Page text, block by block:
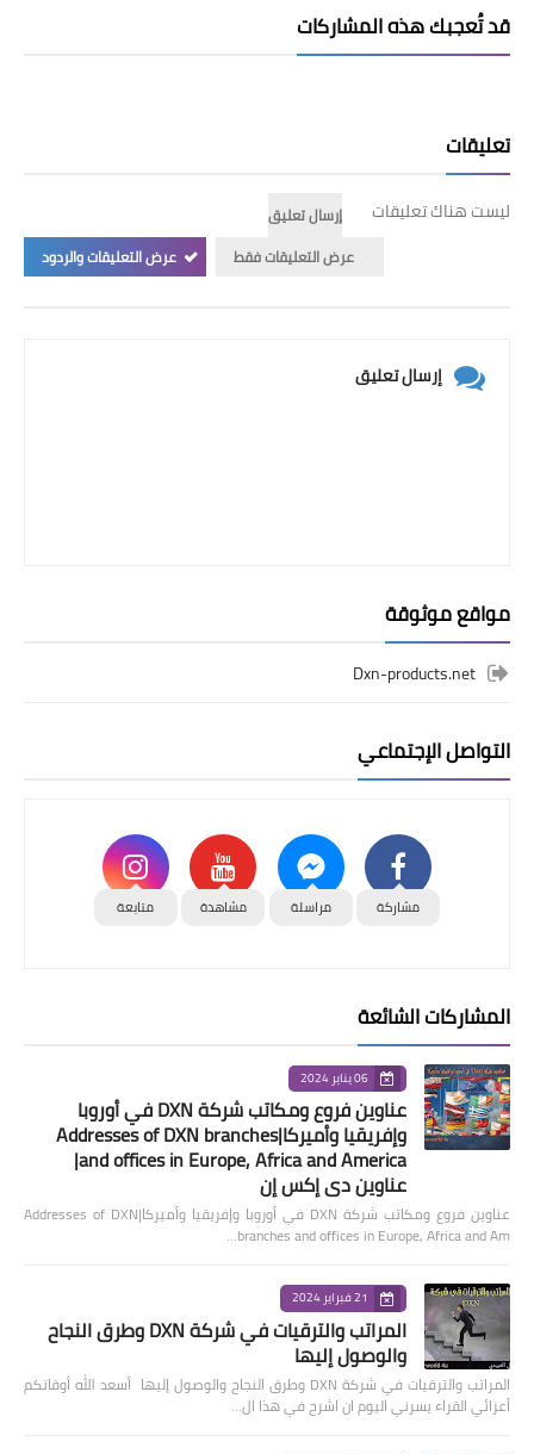
قد تُعجبك هذه المشاركات
تعليقات
ليست هناك تعليقات
إرسال تعليق
عرض التعليقات فقط
عرض التعليقات والردود
إرسال تعليق
مواقع موثوقة
Dxn-products.net
التواصل الإجتماعي
مشاركة مراسلة مشاهدة متابعة
المشاركات الشائعة
06 يناير 2024
عناوين فروع ومكاتب شركة DXN في أوروبا
وإفريقيا وأميركا|Addresses of DXN branches
and offices in Europe, Africa and America|
عناوين دي إكس إن
عناوين فروع ومكاتب شركة DXN في أوروبا وإفريقيا وأميركا|Addresses of DXN
branches and offices in Europe, Africa and Am…
21 فبراير 2024
المراتب والترقيات في شركة DXN وطرق النجاح
والوصول إليها
المراتب والترقيات في شركة DXN وطرق النجاح والوصول إليها أسعد الله أوقاتكم
أعزائي القراء يسرني اليوم ان اشرح في هذا ال…